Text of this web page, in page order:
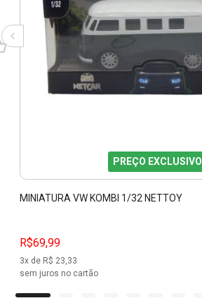
PREÇO EXCLUSIVO
MINIATURA VW KOMBI 1/32 NETTOY
R$69,99
3x de R$ 23,33
sem juros no cartão